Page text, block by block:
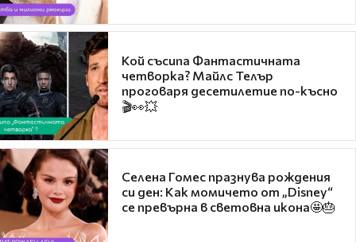
Кой съсипа Фантастичната
четворка? Майлс Телър
проговаря десетилетие по-късно
🎬👀💥
Селена Гомес празнува рождения
си ден: Как момичето от „Disney“
се превърна в световна икона🤩🎂